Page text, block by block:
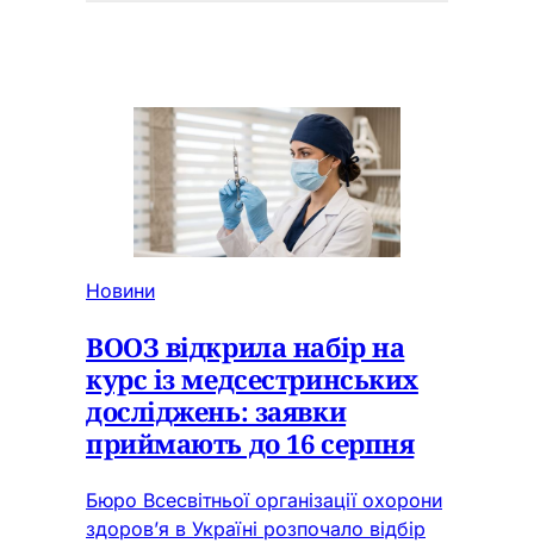
Новини
ВООЗ відкрила набір на
курс із медсестринських
досліджень: заявки
приймають до 16 серпня
Бюро Всесвітньої організації охорони
здоров’я в Україні розпочало відбір